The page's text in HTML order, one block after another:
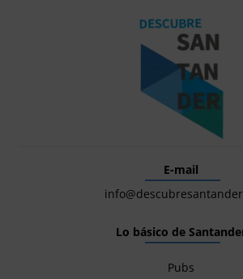
E-mail
Lo básico de
Pubs